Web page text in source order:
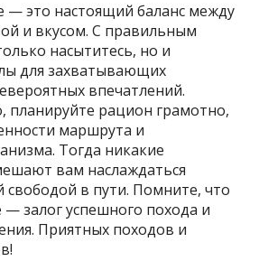
— это настоящий баланс между
и вкусом. С правильным
насытитесь, но и
для захватывающих
впечатлений.
планируйте рацион грамотно,
маршрута и
Тогда никакие
вам наслаждаться
свободой в пути. Помните, что
залог успешного похода и
Приятных походов и